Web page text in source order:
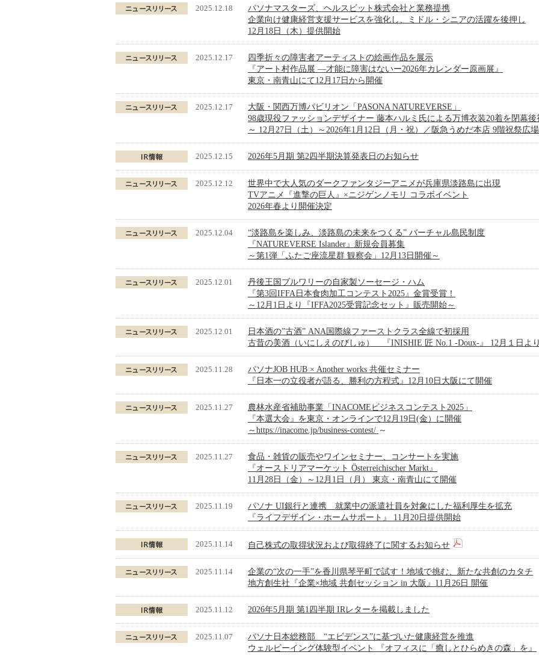
2025.12.18
パソナマスターズ、ヘルスビット株式会社と業務提携
企業向け健康経営支援サービスを強化し、ミドル・シニアの活躍を後押し
12月18日（木）提供開始
2025.12.17
四季折々の障害者アーティストの絵画作品を展示
『アート村作品展 ―才能に障害はないー2026年カレンダー原画展』
東京・南青山にて12月17日から開催
2025.12.17
大阪・関西万博パビリオン「PASONA NATUREVERSE」
98歳現役ファッションデザイナー 藤本ハルミ氏による万博衣装20着を閉幕後
～ 12月27日（土）～2026年1月12日（月・祝）／阪急うめだ本店 9階祝祭広
2025.12.15 2026年5月期 第2四半期決算発表日のお知らせ
2025.12.12
世界中で大人気のダークファンタジーアニメが兵庫県淡路島に出現
TVアニメ『進撃の巨人』×ニジゲンノモリ コラボイベント
2026年春より開催決定
2025.12.04
“淡路島を楽しみ、淡路島の未来をつくる” バーチャル島民制度
『NATUREVERSE Islander』新規会員募集
～第1弾「ふたご座流星群 観察会」12月13日開催～
2025.12.01
丹後王国ブルワリーの自家製ソーセージ・ハム
『第3回IFFA日本食肉加工コンテスト2025』金賞受賞！
～12月1日より『IFFA2025受賞記念セット』販売開始～
2025.12.01
日本酒の”古酒” ANA国際線ファーストクラス全線で初採用
古昔の美酒（いにしえのびしゅ） 『INISHIE 匠 No.1 -Doux-』 12月１日よ
2025.11.28
パソナJOB HUB × Another works 共催セミナー
『日本一の立役者が語る、勝利の方程式』12月10日大阪にて開催
2025.11.27
農林水産省補助事業「INACOMEビジネスコンテスト2025」
『本選大会』を東京・オンラインで12月19日(金）に開催
～ https://inacome.jp/business-contest/ ～
2025.11.27
食品・雑貨の販売やワインセミナー、コンサートを実施
『オーストリアマーケット Österreichischer Markt』
11月28日（金）～12月1日（月） 東京・南青山にて開催
2025.11.19
パソナ UI銀行と連携 就業中の派遣社員を対象にした福利厚生を拡充
『ライフデザイン・ホームサポート』 11月20日提供開始
2025.11.14 自己株式の取得状況および取得終了に関するお知らせ
2025.11.14
企業の“次の一手”を香川県琴平町で試す！地域で挑む、新たな共創のカタチ
地方創生社『企業×地域 共創セッション in 大阪』11月26日 開催
2025.11.12 2026年5月期 第1四半期 IRレターを掲載しました
2025.11.07
パソナ日本総務部 “エビデンス”に基づいた健康経営を推進
ウェルビーイング体験型イベント 『オフィスに「癒しとひらめきの森」を』